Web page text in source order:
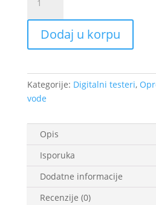
tester
scuba
količina
Dodaj u korpu
Kategorije: Digitalni testeri,
vode
Opis
Isporuka
Dodatne informacije
Recenzije (0)